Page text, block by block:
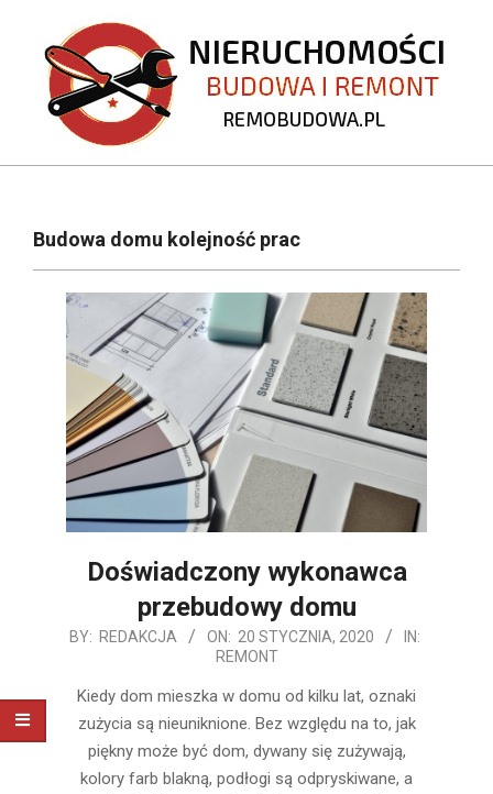
content
REMOBUDOWA.PL
NavigationBudowa domu kolejność prac
Doświadczony wykonawca
przebudowy domu
2020-
20
BY: REDAKCJA ON: 20 STYCZNIA, 2020
IN:
REMONT
Kiedy dom mieszka w domu od kilku lat, oznaki
zużycia są nieuniknione. Bez względu na to, jak
piękny może być dom, dywany się zużywają,
kolory farb blakną, podłogi są odpryskiwane, a